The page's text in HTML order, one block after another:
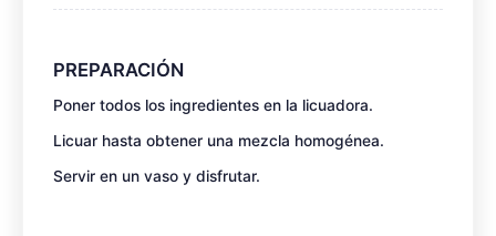
PREPARACIÓN
Poner todos los ingredientes en la licuadora.
Licuar hasta obtener una mezcla homogénea.
Servir en un vaso y disfrutar.